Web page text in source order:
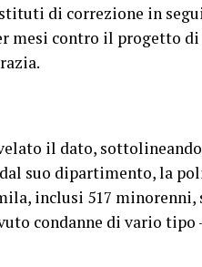
di correzione in
contro il progetto
il dato,
suo dipartimento, la
inclusi 517 minorenni,
condanne di vario